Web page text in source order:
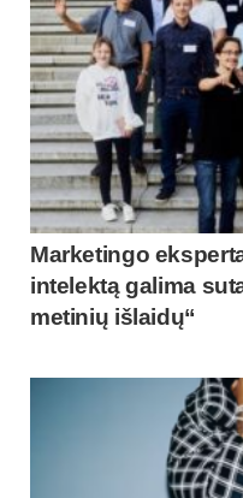
Marketingo
intelektą galima
metinių išlaidų“